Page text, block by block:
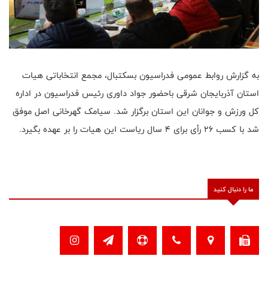
به گزارش روابط عمومی فدراسیون بسکتبال، مجمع انتخاباتی هیات
استان آذربایجان شرقی باحضور جواد داوری رئیس فدراسیون در اداره
کل ورزش و جوانان این استان برگزار شد. سیامک گهرخانی اصل موفق
شد با کسب 26 رأی برای 4 سال ریاست این هیات را بر عهده بگیرد.
ما را دنبال کنید